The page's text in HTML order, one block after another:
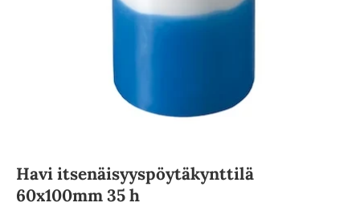
Havi itsenäisyyspöytäkynttilä
60x100mm 35 h